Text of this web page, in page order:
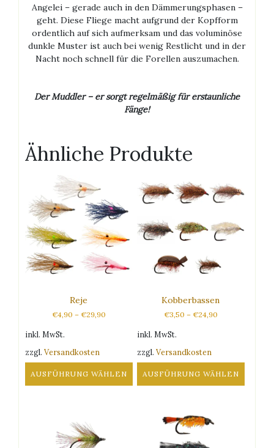
Angelei – gerade auch in den Dämmerungsphasen –
geht. Diese Fliege macht aufgrund der Kopfform
ordentlich auf sich aufmerksam und das voluminöse
dunkle Muster ist auch bei wenig Restlicht und in der
Nacht noch schnell für die Forellen auszumachen.
Der Muddler – er sorgt regelmäßig für erstaunliche
Fänge!
Ähnliche Produkte
Reje
€4,90 – €29,90
inkl. MwSt.
zzgl. Versandkosten
AUSFÜHRUNG WÄHLEN
mehrere
Varianten
Kobberbassen
€3,50 – €24,90
inkl. MwSt.
zzgl.Versandkosten
AUSFÜHRUNG WÄHLEN
Varianten